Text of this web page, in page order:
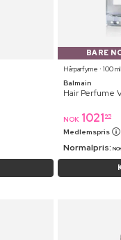
BARE
Hårparfyme ⋅ 100 ml
Balmain
Hair Perfume
NOK 1021 95
Medlemspris
Normalpris: